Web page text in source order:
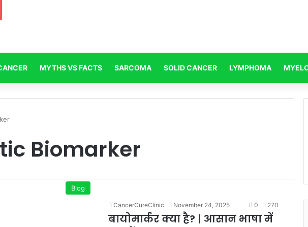
MYTHS VS FACTS SARCOMA SOLID CANCER LYMPHOMA
Biomarker
Blog
CancerCureClinic November 24, 2025 0 270
बायोमार्कर क्या है? | आसान भाषा में